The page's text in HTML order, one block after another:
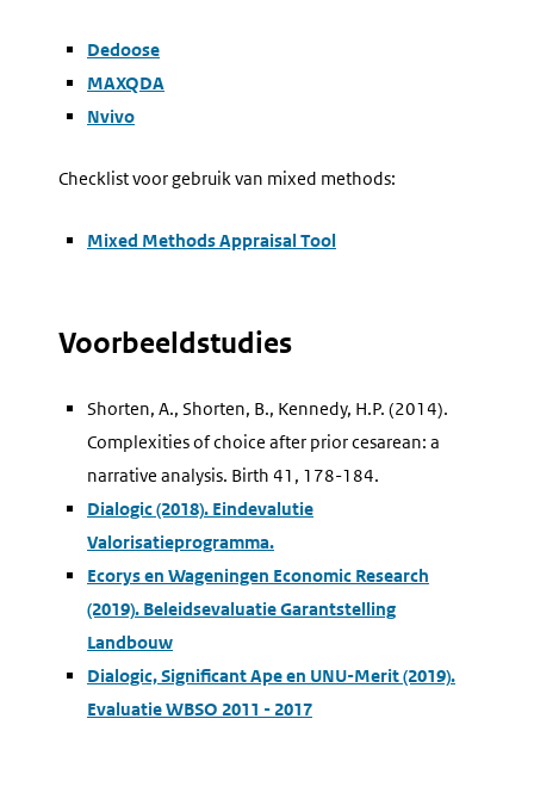
Dedoose
MAXQDA
Nvivo
Checklist voor gebruik van mixed methods:
Mixed Methods Appraisal Tool
Voorbeeldstudies
Shorten, A., Shorten, B., Kennedy, H.P. (2014).
Complexities of choice after prior cesarean: a
narrative analysis. Birth 41, 178-184.
Dialogic (2018). Eindevalutie
Valorisatieprogramma.
Ecorys en Wageningen Economic Research
(2019). Beleidsevaluatie Garantstelling
Landbouw
Dialogic, Significant Ape en UNU-Merit (2019).
Evaluatie WBSO 2011 - 2017